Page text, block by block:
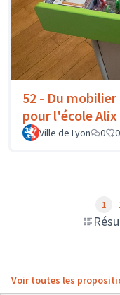
52 - Du
pour l'école Alix
Ville de Lyon 0 0
1
Voir toutes les